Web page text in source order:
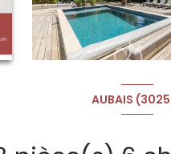
AUBAIS